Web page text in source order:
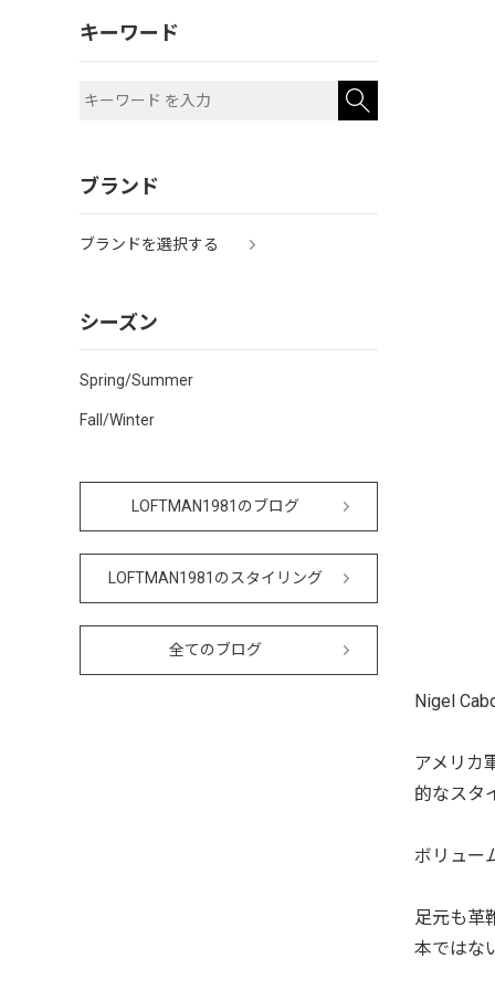
キーワード
ブランド
ブランドを選択する
シーズン
Spring/Summer
Fall/Winter
LOFTMAN1981のブログ
LOFTMAN1981のスタイリング
全てのブログ
Nigel
アメリカ
的なスタ
ボリュー
足元も革
本ではな